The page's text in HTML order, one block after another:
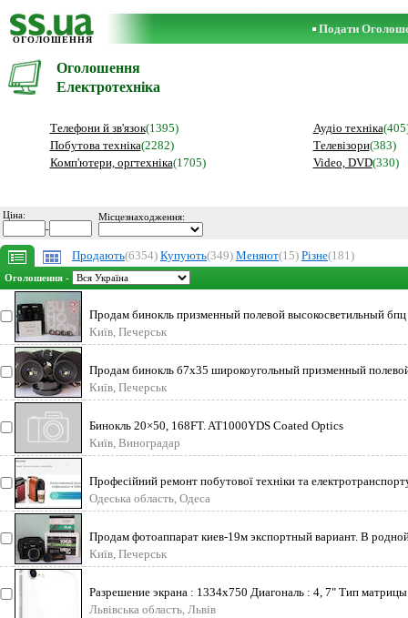
ОГОЛОШЕННЯ
Подати
Оголошення
Електротехніка
Телефони й зв'язок(1395)
Побутова техніка(2282)
Комп'ютери, оргтехніка(1705)
Аудіо техніка
Телевізори(383)
Video, DVD(330)
Ціна:
-
Місцезнаходження:
Продають(6354) Купують(349) Меняют(15) Різне(181)
Оголошення -
Продам бинокль призменный полевой высокосветильный бпц
Київ, Печерськ
Продам бинокль б7х35 широкоугольный призменный
Київ, Печерськ
Бинокль 20×50, 168FT. AT1000YDS Coated Optics
Київ, Виноградар
Професійний ремонт побутової техніки та
Одеська область, Одеса
Продам фотоаппарат киев-19м экспортный вариант. В
Київ, Печерськ
Разрешение экрана : 1334х750 Диагональ : 4, 7" Тип
Львівська область, Львів